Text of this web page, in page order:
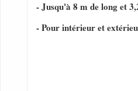
- Jusqu'à 8 m de long et
- Pour intérieur et